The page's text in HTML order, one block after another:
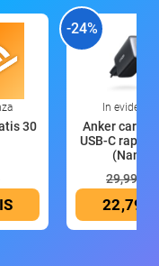
30
-24%
In evidenza
Anker
USB-C rapido
(Nano
29,99 €
22,79 €